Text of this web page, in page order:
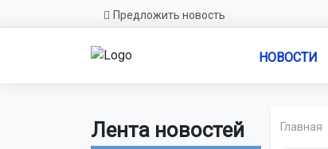
Предложить новость
НОВОСТИ
Лента новостей Главная